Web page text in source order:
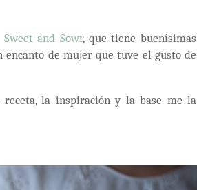
Sweet and Sowr, que tiene buenísimas
encanto de mujer que tuve el gusto de
receta, la inspiración y la base me la